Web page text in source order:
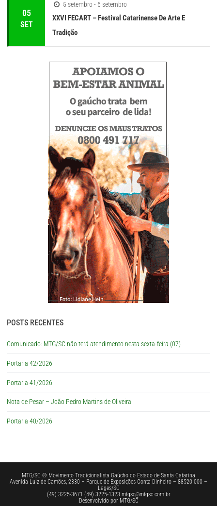
05
SET
5 setembro - 6 setembro
XXVI FECART – Festival Catarinense De Arte E
Tradição
POSTS RECENTES
Comunicado: MTG/SC não terá atendimento nesta sexta-feira (07)
Portaria 42/2026
Portaria 41/2026
Nota de Pesar – João Pedro Martins de Oliveira
Portaria 40/2026
MTG/SC ® Movimento Tradicionalista Gaúcho do Estado de Santa Catarina
Avenida Luiz de Camões, 2330 – Parque de Exposições Conta Dinheiro – 88520-000 –
Lages/SC
(49) 3225-3671 (49) 3225-1323 mtgsc@mtgsc.com.br
Desenvolvido por MTG/SC